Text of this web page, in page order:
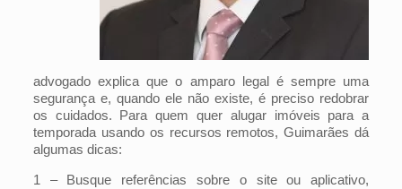
advogado explica que o amparo legal é sempre uma
segurança e, quando ele não existe, é preciso redobrar
os cuidados. Para quem quer alugar imóveis para a
temporada usando os recursos remotos, Guimarães dá
algumas dicas:
1 – Busque referências sobre o site ou aplicativo,